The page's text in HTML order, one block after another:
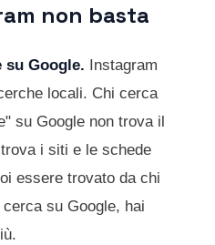
non basta
su Google. Instagram
locali. Chi cerca
su Google non trova il
i siti e le schede
essere trovato da chi
su Google, hai